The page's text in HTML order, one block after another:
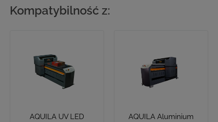
Kompatybilność z:
AQUILA UV LED AQUILA Aluminium